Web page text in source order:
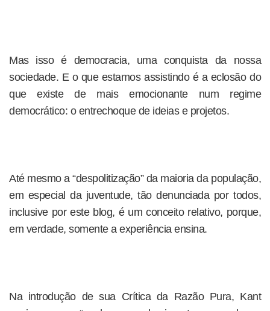
Mas isso é democracia, uma conquista da nossa
sociedade. E o que estamos assistindo é a eclosão do
que existe de mais emocionante num regime
democrático: o entrechoque de ideias e projetos.
Até mesmo a “despolitização” da maioria da população,
em especial da juventude, tão denunciada por todos,
inclusive por este blog, é um conceito relativo, porque,
em verdade, somente a experiência ensina.
Na introdução de sua Crítica da Razão Pura, Kant